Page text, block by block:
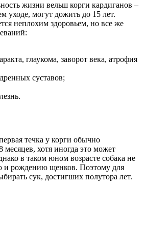
жизни вельш корги кардиганов –
уходе, могут дожить до 15 лет.
неплохим здоровьем, но все же
глаукома, заворот века, атрофия
суставов;
течка у корги обычно
месяцев, хотя иногда это может
в таком юном возрасте собака не
и рождению щенков. Поэтому для
сук, достигших полутора лет.